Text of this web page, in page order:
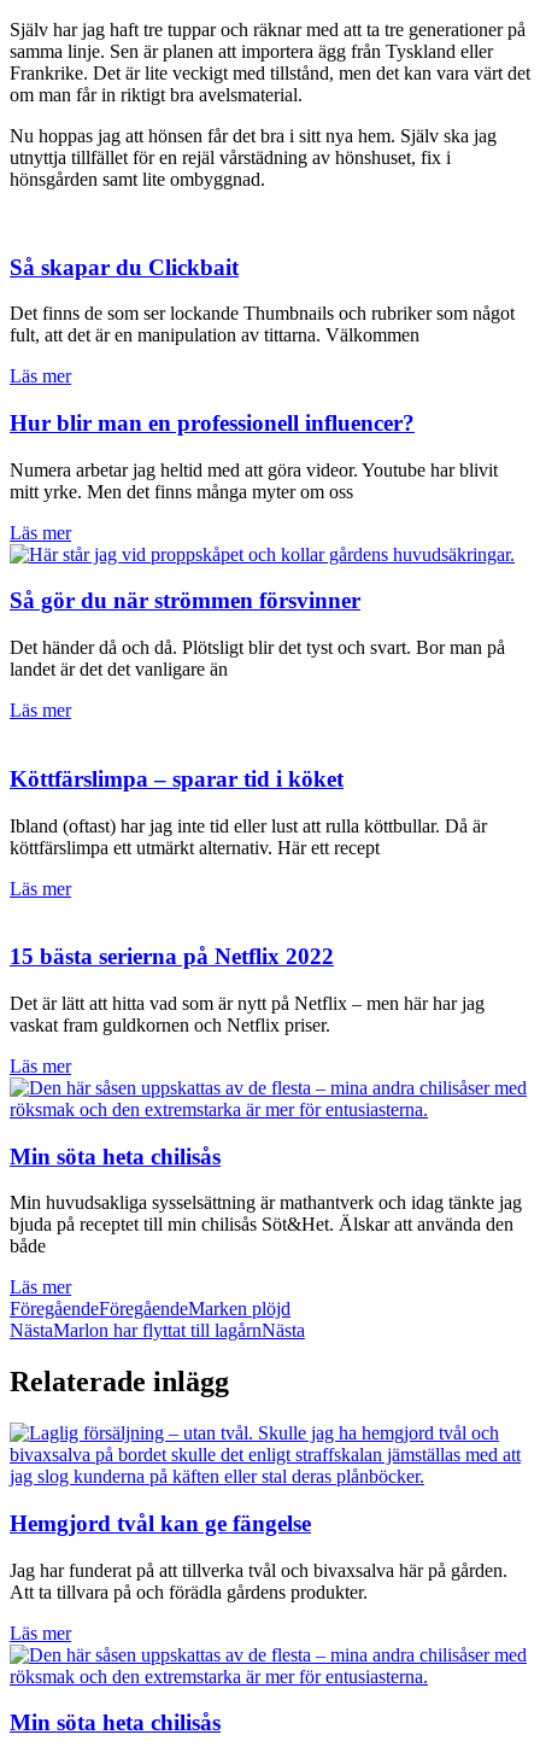
Själv har jag haft tre tuppar och räknar med att ta tre generationer på
samma linje. Sen är planen att importera ägg från Tyskland eller
Frankrike. Det är lite veckigt med tillstånd, men det kan vara värt det
om man får in riktigt bra avelsmaterial.
Nu hoppas jag att hönsen får det bra i sitt nya hem. Själv ska jag
utnyttja tillfället för en rejäl vårstädning av hönshuset, fix i
hönsgården samt lite ombyggnad.
Så skapar du Clickbait
Det finns de som ser lockande Thumbnails och rubriker som något
fult, att det är en manipulation av tittarna. Välkommen
Läs mer
Hur blir man en professionell influencer?
Numera arbetar jag heltid med att göra videor. Youtube har blivit
mitt yrke. Men det finns många myter om oss
Läs mer
Så gör du när strömmen försvinner
Det händer då och då. Plötsligt blir det tyst och svart. Bor man på
landet är det det vanligare än
Läs mer
Köttfärslimpa – sparar tid i köket
Ibland (oftast) har jag inte tid eller lust att rulla köttbullar. Då är
köttfärslimpa ett utmärkt alternativ. Här ett recept
Läs mer
15 bästa serierna på Netflix 2022
Det är lätt att hitta vad som är nytt på Netflix – men här har jag
vaskat fram guldkornen och Netflix priser.
Läs mer
Min söta heta chilisås
Min huvudsakliga sysselsättning är mathantverk och idag tänkte jag
bjuda på receptet till min chilisås Söt&Het. Älskar att använda den
både
Läs mer
FöregåendeFöregåendeMarken plöjd
NästaMarlon har flyttat till lagårnNästa
Relaterade inlägg
Hemgjord tvål kan ge fängelse
Jag har funderat på att tillverka tvål och bivaxsalva här på gården.
Att ta tillvara på och förädla gårdens produkter.
Läs mer
Min söta heta chilisås